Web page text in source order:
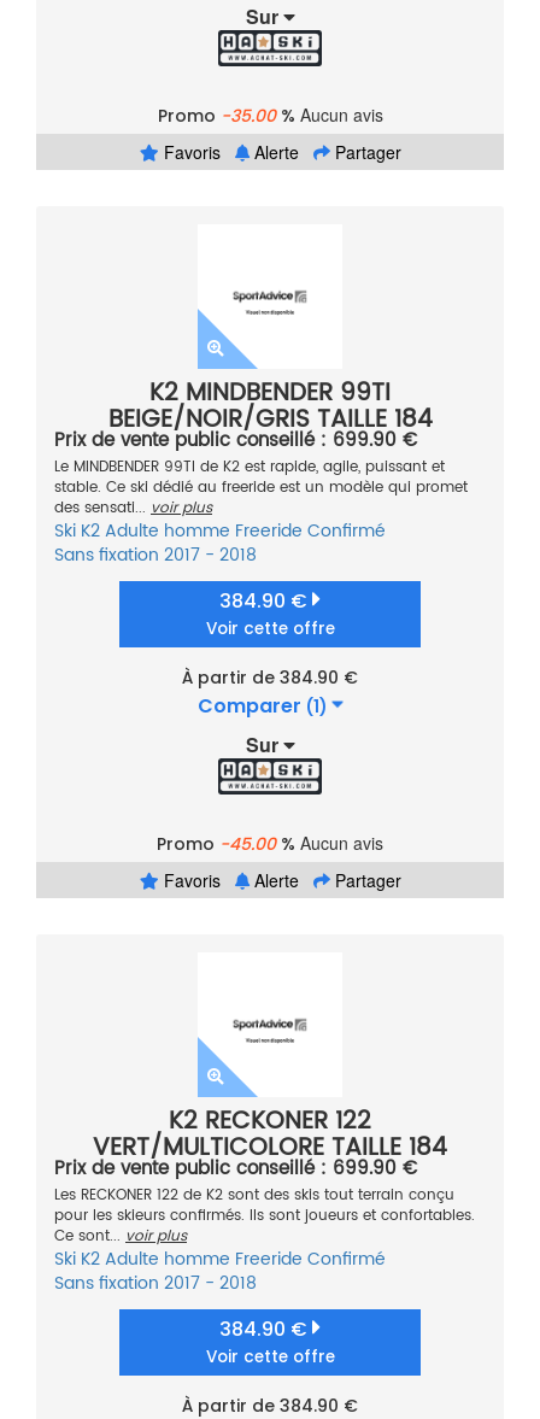
Sur
Promo -35.00% Aucun avis
Favoris
Alerte Partager
K2 MINDBENDER 99TI
BEIGE/NOIR/GRIS TAILLE 184
Prix de vente public conseillé : 699.90 €
Le MINDBENDER 99TI de K2 est rapide, agile, puissant et
stable. Ce ski dédié au freeride est un modèle qui promet
des sensati... voir plus
Ski K2Adulte homme Freeride Confirmé
Sans fixation 2017 - 2018
384.90 €
Voir cette offre
À partir de 384.90 €
Comparer (1)
Sur
Promo -45.00% Aucun avis
Favoris
Alerte Partager
K2 RECKONER 122
VERT/MULTICOLORE TAILLE 184
Prix de vente public conseillé : 699.90 €
Les RECKONER 122 de K2 sont des skis tout terrain conçu
pour les skieurs confirmés. Ils sont joueurs et confortables.
Ce sont... voir plus
Ski K2Adulte homme Freeride Confirmé
Sans fixation 2017 - 2018
384.90 €
Voir cette offre
À partir de 384.90 €